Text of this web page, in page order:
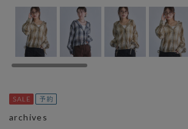
archives